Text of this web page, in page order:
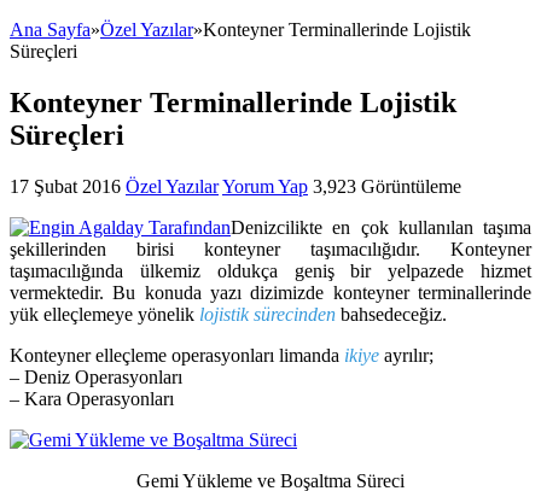
Ana Sayfa»Özel Yazılar»Konteyner Terminallerinde Lojistik
Süreçleri
Konteyner Terminallerinde Lojistik
Süreçleri
17 Şubat 2016 Özel YazılarYorum Yap 3,923 Görüntüleme
Denizcilikte en çok kullanılan taşıma
şekillerinden birisi konteyner taşımacılığıdır. Konteyner
taşımacılığında ülkemiz oldukça geniş bir yelpazede hizmet
vermektedir. Bu konuda yazı dizimizde konteyner terminallerinde
yük elleçlemeye yönelik lojistik sürecinden bahsedeceğiz.
Konteyner elleçleme operasyonları limanda ikiye ayrılır;
– Deniz Operasyonları
– Kara Operasyonları
Gemi Yükleme ve Boşaltma Süreci